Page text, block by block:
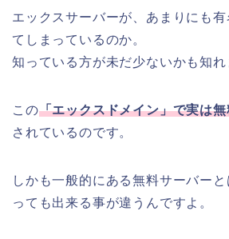
エックスサーバーが、あまりにも
てしまっているのか。
知っている方が未だ少ないかも知れ
この「エックスドメイン」で実は
されているのです。
しかも一般的にある無料サーバー
っても出来る事が違うんですよ。